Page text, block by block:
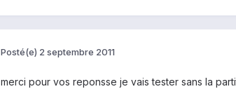
Posté(e) 2 septembre 2011
merci pour vos reponsse je vais tester sans la